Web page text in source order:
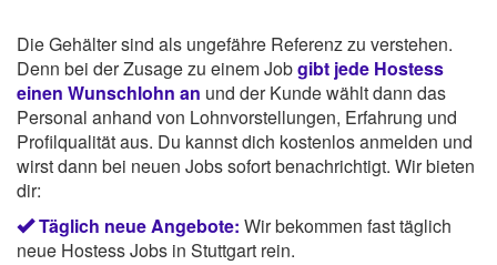
Die Gehälter sind als ungefähre Referenz zu verstehen.
Denn bei der Zusage zu einem Jobgibt jede Hostess
einen Wunschlohn an und der Kunde wählt dann das
Personal anhand von Lohnvorstellungen, Erfahrung und
Profilqualität aus. Du kannst dich kostenlos anmelden und
wirst dann bei neuen Jobs sofort benachrichtigt. Wir bieten
dir:
Täglich neue Angebote: Wir bekommen fast täglich
neue Hostess Jobs in Stuttgart rein.